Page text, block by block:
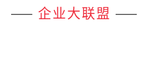
—— 企业大联盟 ——